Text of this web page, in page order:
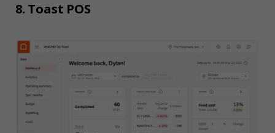
8. Toast POS